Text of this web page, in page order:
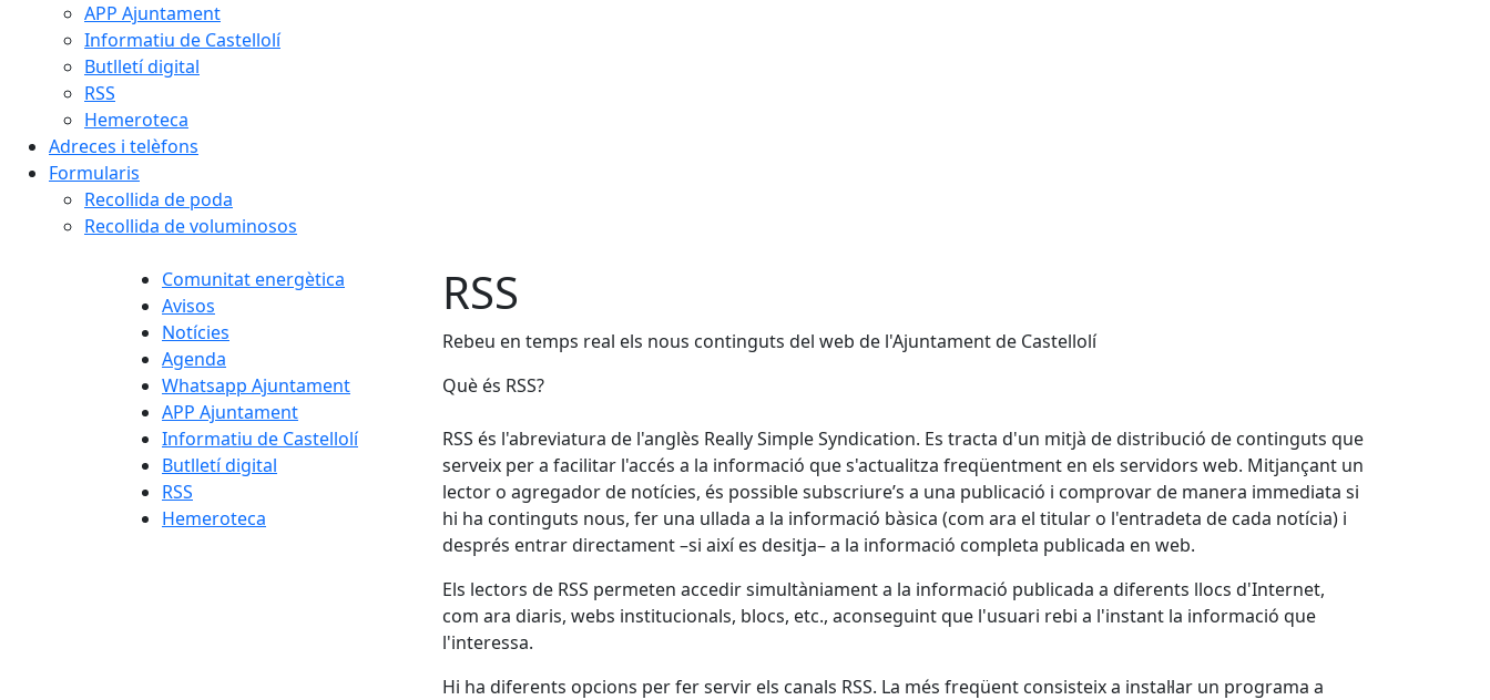
APP Ajuntament
Informatiu de Castellolí
Butlletí digital
RSS
Hemeroteca
Adreces i telèfons
Formularis
Recollida de poda
Recollida de voluminosos
Comunitat energètica
Avisos
Notícies
Agenda
Whatsapp Ajuntament
APP Ajuntament
Informatiu de Castellolí
Butlletí digital
RSS
Hemeroteca
RSS
Rebeu en temps real els nous continguts del web de l'Ajuntament de Castellolí
Què és RSS?
RSS és l'abreviatura de l'anglès Really Simple Syndication. Es tracta d'un mitjà de distribució de continguts que
serveix per a facilitar l'accés a la informació que s'actualitza freqüentment en els servidors web. Mitjançant un
lector o agregador de notícies, és possible subscriure’s a una publicació i comprovar de manera immediata si
hi ha continguts nous, fer una ullada a la informació bàsica (com ara el titular o l'entradeta de cada notícia) i
després entrar directament –si així es desitja– a la informació completa publicada en web.
Els lectors de RSS permeten accedir simultàniament a la informació publicada a diferents llocs d'Internet,
com ara diaris, webs institucionals, blocs, etc., aconseguint que l'usuari rebi a l'instant la informació que
l'interessa.
Hi ha diferents opcions per fer servir els canals RSS. La més freqüent consisteix a instal·lar un programa a